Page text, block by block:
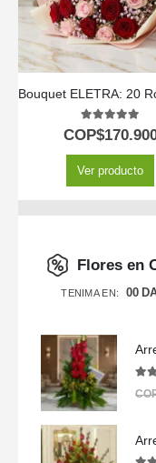
5.00out of 5
COP$
Ver producto
Flores en
TENIMA EN: 00